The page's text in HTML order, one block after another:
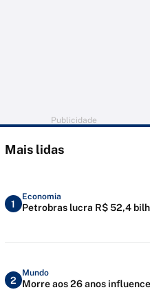
Publicidade
Mais lidas
1
Economia
Petrobras lucra R$ 52,4
2
Mundo
Morre aos 26 anos